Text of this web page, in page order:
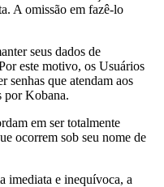
A omissão em fazê-lo
seus dados de
este motivo, os Usuários
senhas que atendam aos
por Kobana.
em ser totalmente
ocorrem sob seu nome de
imediata e inequívoca, a